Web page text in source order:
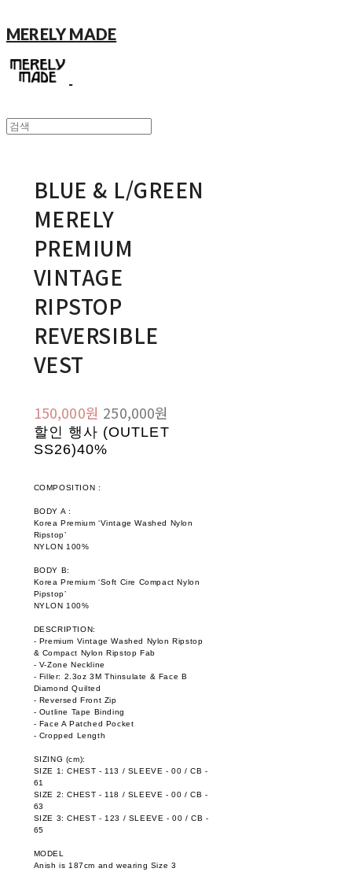
MERELY MADE
BLUE & L/GREEN
MERELY
PREMIUM
VINTAGE
RIPSTOP
REVERSIBLE
VEST
150,000원 250,000원
할인 행사 (OUTLET
SS26)40%
COMPOSITION :
BODY A :
Korea Premium ‘Vintage Washed Nylon
Ripstop’
NYLON 100%
BODY B:
Korea Premium ‘Soft Cire Compact Nylon
Pipstop’
NYLON 100%
DESCRIPTION:
- Premium Vintage Washed Nylon Ripstop
& Compact Nylon Ripstop Fab
- V-Zone Neckline
- Filler: 2.3oz 3M Thinsulate & Face B
Diamond Quilted
- Reversed Front Zip
- Outline Tape Binding
- Face A Patched Pocket
- Cropped Length
SIZING (cm):
SIZE 1: CHEST - 113 / SLEEVE - 00 / CB -
61
SIZE 2: CHEST - 118 / SLEEVE - 00 / CB -
63
SIZE 3: CHEST - 123 / SLEEVE - 00 / CB -
65
MODEL
Anish is 187cm and wearing Size 3